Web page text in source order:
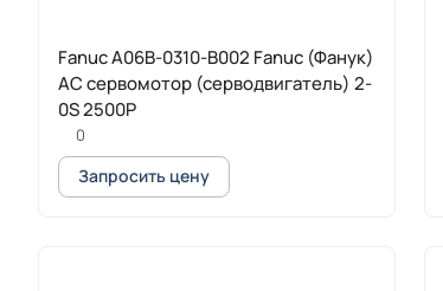
Fanuc A06B-0310-B002 Fanuc (Фанук)
AC сервомотор (серводвигатель) 2-
0S 2500P
0
Запросить цену